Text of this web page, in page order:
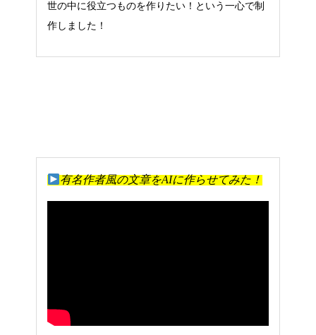
世の中に役立つものを作りたい！という一心で制
作しました！
有名作者風の文章をAIに作らせてみた！